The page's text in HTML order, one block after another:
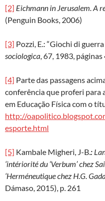
[2] Eichmann in Jerusalem. A
(Penguin Books, 2006)
[3] Pozzi, E.: “Giochi di
sociologica, 67, 1983,
[4] Parte das passagens
conferência que proferi para
em Educação Física com o
http://
esporte.html
[5] Kambale Migheri, J-B.:
‘intériorité du ‘Verbum’ chez
‘Herméneutique chez H.G.
Dámaso, 2015), p. 261